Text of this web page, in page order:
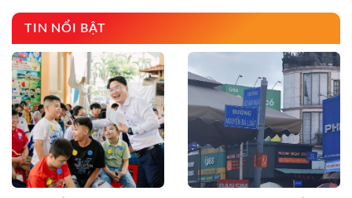
TIN NỔI BẬT